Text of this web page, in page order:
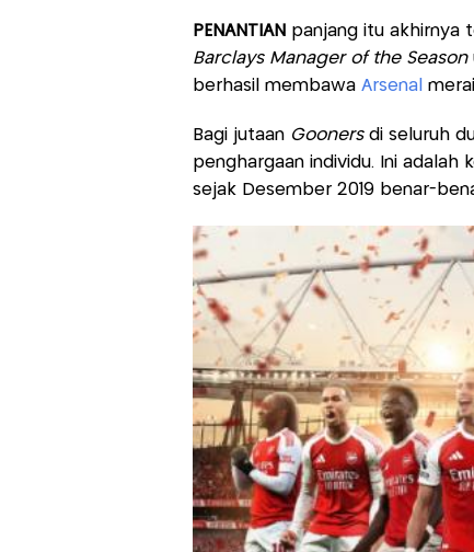
PENANTIAN panjang itu akhirnya
Barclays Manager of the Season
berhasil membawa Arsenal
Bagi jutaan Goonersdi seluruh
penghargaan individu. Ini
sejak Desember 2019 benar-